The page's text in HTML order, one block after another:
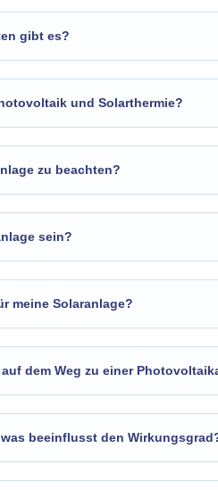
gibt es?
und Solarthermie?
zu beachten?
sein?
meine Solaranlage?
dem Weg zu einer
beeinflusst den